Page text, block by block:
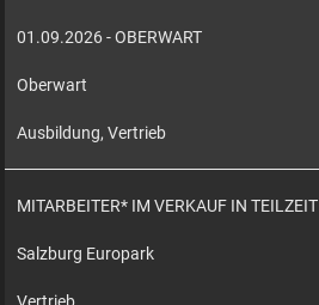
01.09.2026 - OBERWART
Oberwart
Ausbildung, Vertrieb
MITARBEITER* IM VERKAUF IN TEILZEIT
Salzburg Europark